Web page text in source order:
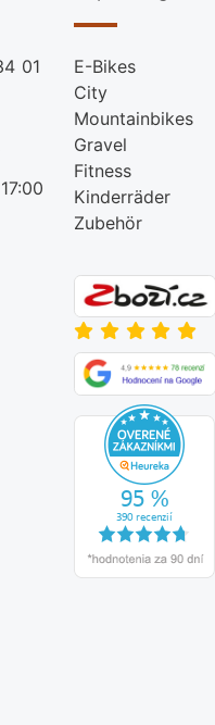
01
E-Bikes
City
Mountainbikes
Gravel
Fitness
Kinderräder
Zubehör